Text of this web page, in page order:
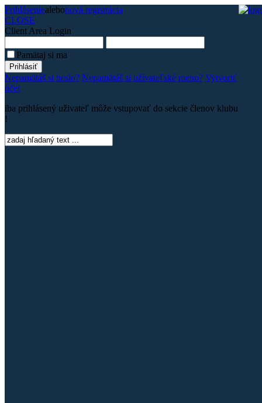
Prihláseniealebonová registrácia
CLOSE
Client Area Login
Pamätaj si ma
Nepamätáš si heslo? Nepamätáš si užívateľské meno? Vytvoriť
účet
iba prihlásený uživateľ môže vstupovať do sekcie členov klubu
!